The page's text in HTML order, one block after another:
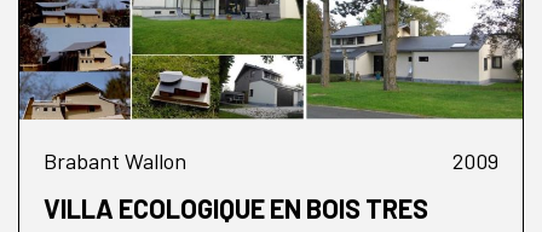
Brabant Wallon 2009
VILLA ECOLOGIQUE EN BOIS TRES